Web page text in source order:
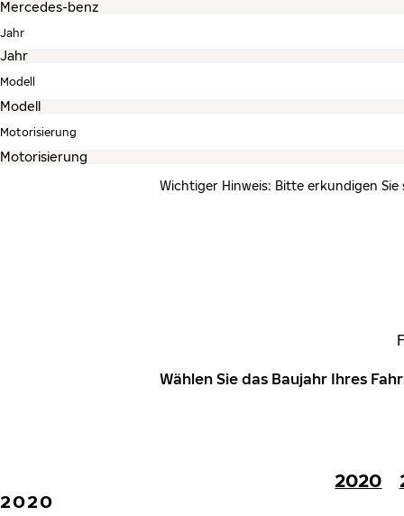
Jahr
Modell
Motorisierung
Wichtiger Hinweis: Bitte erkundigen
Wählen Sie das Baujahr Ihres
2020
2020